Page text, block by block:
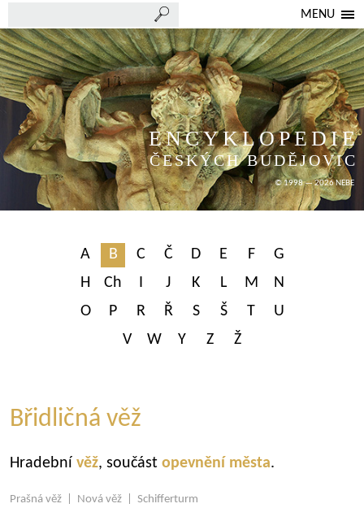
MENU
ENCYKLOPEDIE
ČESKÝCH BUDĚJOVIC
© 1998 — 2026 NEBE
A B C Č D E F
G
H
Ch I J K L M
N
O
P R Ř S Š T
U
V
W Y Z Ž
Břidličná věž
Hradební věž, součást opevnění města.
Prašná věž | Nová věž | Schifferturm